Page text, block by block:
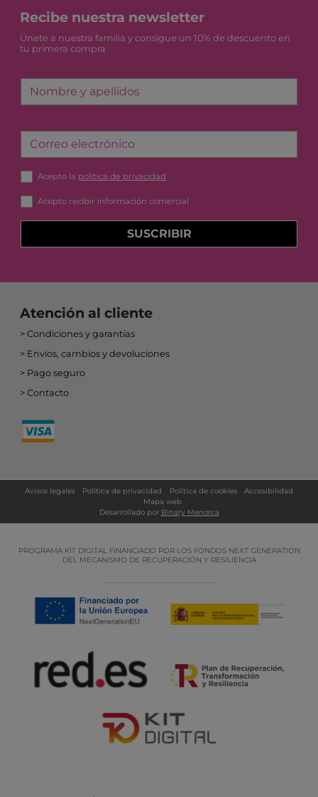
Recibe nuestra newsletter
Únete a nuestra familia y consigue un 10% de descuento en
tu primera compra
Nombre y apellidos
Correo electrónico
Acepto la política de privacidad
Acepto recibir información comercial
SUSCRIBIR
Atención al cliente
Condiciones y garantías
Envíos, cambios y devoluciones
Pago seguro
Contacto
Avisos legales Política de privacidad Política de cookies
Accesibilidad
Mapa web
Desarrollado por Binary Menorca
PROGRAMA KIT DIGITAL FINANCIADO POR LOS FONDOS NEXT GENERATION
DEL MECANISMO DE RECUPERACIÓN Y RESILIENCIA